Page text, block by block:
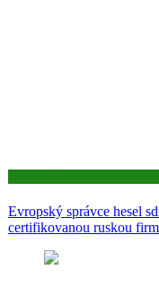
Evropský správce hesel
certifikovanou ruskou